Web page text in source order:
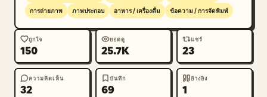
การถ่ายภาพ ภาพประกอบ อาหาร / เครื่องดื่ม ข้อความ / การจัดพิมพ์
ถูกใจ
150
ยอดดู
25.7K
แชร์
23
ความคิดเห็น
32
บันทึก
69
อ้างอิง
1